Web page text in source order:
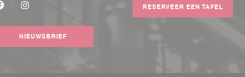
venster))
NIEUWSBRIEF
RESERVEER EEN TAFEL